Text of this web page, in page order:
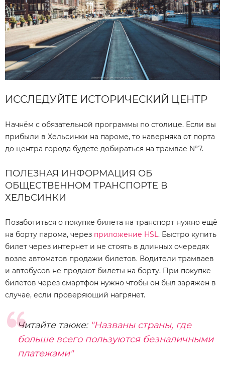
ИССЛЕДУЙТЕ ИСТОРИЧЕСКИЙ ЦЕНТР
Начнём с обязательной программы по столице. Если вы
прибыли в Хельсинки на пароме, то наверняка от порта
до центра города будете добираться на трамвае №7.
ПОЛЕЗНАЯ ИНФОРМАЦИЯ ОБ
ОБЩЕСТВЕННОМ ТРАНСПОРТЕ В
ХЕЛЬСИНКИ
Позаботиться о покупке билета на транспорт нужно ещё
на борту парома, через приложение HSL. Быстро купить
билет через интернет и не стоять в длинных очередях
возле автоматов продажи билетов. Водители трамваев
и автобусов не продают билеты на борту. При покупке
билетов через смартфон нужно чтобы он был заряжен в
случае, если проверяющий нагрянет.
Читайте также: "Названы страны, где
больше всего пользуются безналичными
платежами"